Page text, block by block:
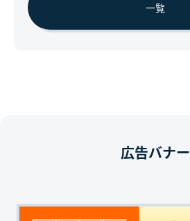
一覧
広告バナー